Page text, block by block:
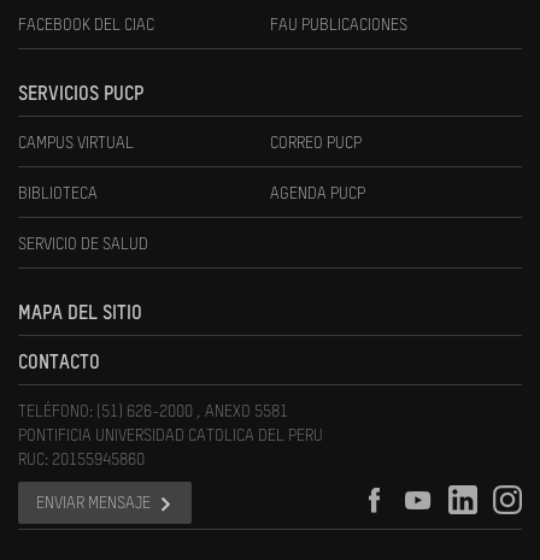
FACEBOOK DEL CIAC FAU PUBLICACIONES
SERVICIOS PUCP
CAMPUS VIRTUAL CORREO PUCP
BIBLIOTECA AGENDA PUCP
SERVICIO DE SALUD
MAPA DEL SITIO
CONTACTO
TELÉFONO: (51) 626-2000 , ANEXO 5581
PONTIFICIA UNIVERSIDAD CATOLICA DEL PERU
RUC: 20155945860
ENVIAR MENSAJE